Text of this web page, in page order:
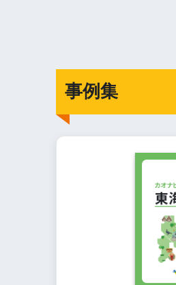
事例集